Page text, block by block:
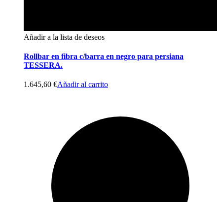
Añadir a la lista de deseos
Rollbar en fibra c/barra en negro para persiana
TESSERA.
1.645,60 €Añadir al carrito